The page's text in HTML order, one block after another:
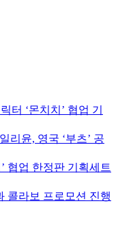
터 ‘몬치치’ 협업 기
리윤, 영국 ‘부츠’ 공
협업 한정판 기획세트
콜라보 프로모션 진행